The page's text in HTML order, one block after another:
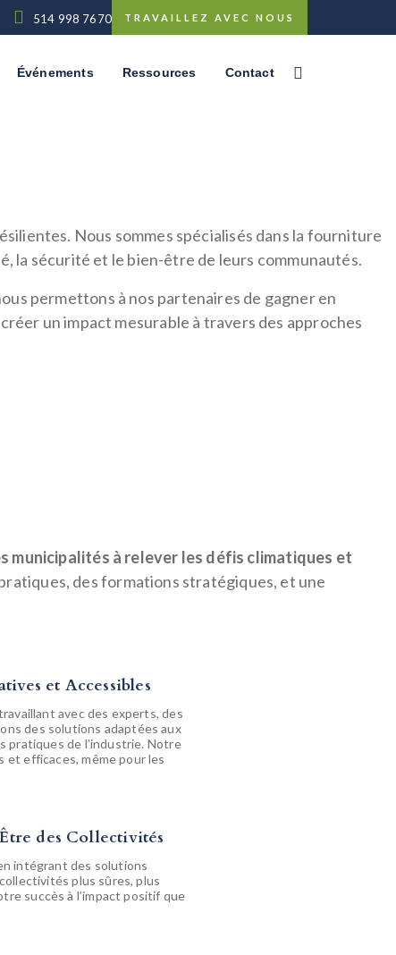
514 998 7670 TRAVAILLEZ AVEC NOUS
Événements Ressources Contact
Nous sommes spécialisés dans la fourniture
la sécurité et le bien-être de leurs communautés.
permettons à nos partenaires de gagner en
un impact mesurable à travers des approches
à relever les défis climatiques et
des formations stratégiques, et une
et Accessibles
avec des experts, des
des solutions adaptées aux
pratiques de l’industrie. Notre
et efficaces, même pour les
des Collectivités
intégrant des solutions
plus sûres, plus
succès à l’impact positif que